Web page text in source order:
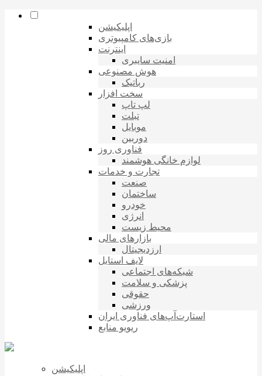
اپلیکیشن
بازی‌های کامپیوتری
اینترنت
امنیت سایبری
هوش مصنوعی
رباتیک
سخت افزار
لپ تاپ
تبلت
موبایل
دوربین
فناوری روز
لوازم خانگی هوشمند
تجارت و خدمات
صنعت
ساختمان
خودرو
انرژی
محیط زیست
بازارهای مالی
ارزدیجیتال
لایف استایل
شبکه‌های اجتماعی
پزشکی و سلامت
حقوقی
ورزشی
استارت‌آپ‌های فناوری ایران
ریویو منابع
اپلیکیشن